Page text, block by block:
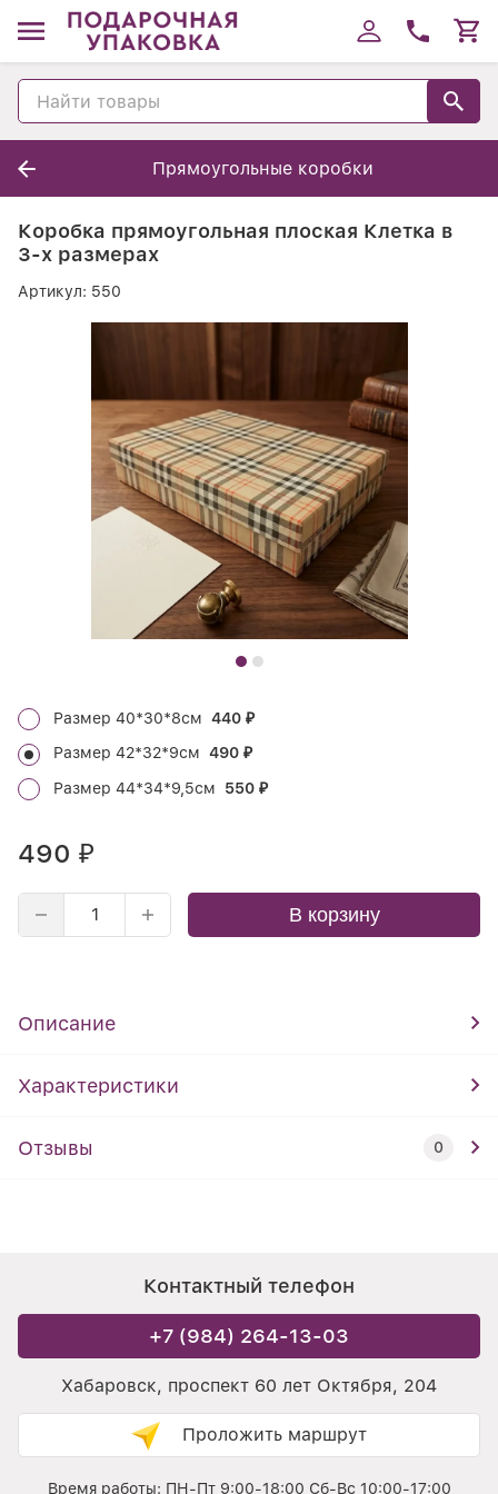
Прямоугольные коробки
Коробка прямоугольная плоская Клетка в
3-х размерах
Артикул: 550
Размер 40*30*8см 440 ₽
Размер 42*32*9см 490 ₽
Размер 44*34*9,5см 550 ₽
490 ₽
В корзину
Описание
Характеристики
Отзывы 0
Контактный телефон
+7 (984) 264-13-03
Хабаровск, проспект 60 лет Октября, 204
Проложить маршрут
Время работы: ПН-Пт 9:00-18:00 Сб-Вс 10:00-17:00